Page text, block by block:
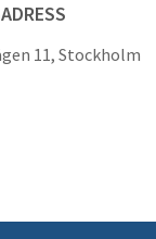
11, Stockholm